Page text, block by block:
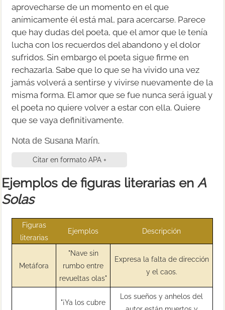
aprovecharse de un momento en el que
anímicamente él está mal, para acercarse. Parece
que hay dudas del poeta, que el amor que le tenía
lucha con los recuerdos del abandono y el dolor
sufridos. Sin embargo el poeta sigue firme en
rechazarla. Sabe que lo que se ha vivido una vez
jamás volverá a sentirse y vivirse nuevamente de la
misma forma. El amor que se fue nunca será igual y
el poeta no quiere volver a estar con ella. Quiere
que se vaya definitivamente.
Nota de Susana Marín.
Citar en formato APA +
Ejemplos de figuras literarias enA
Solas
Figuras
literarias
Ejemplos Descripción
Metáfora
"Nave sin
rumbo entre
revueltas olas"
Expresa la falta de dirección
y el caos.
"¡Ya los cubre
Los sueños y anhelos del